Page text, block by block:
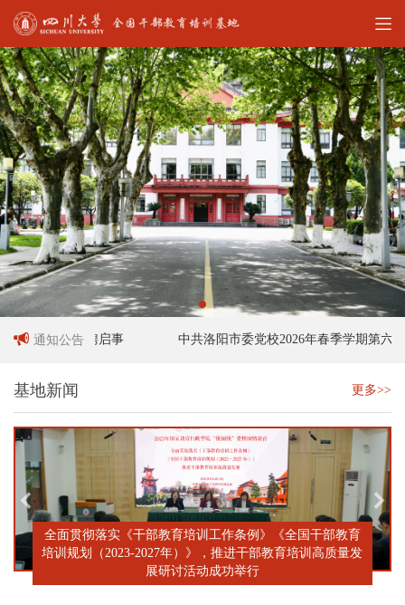
通知公告
作人员招聘启事 中共洛阳市委党校2026年春季学期第六十六
基地新闻 更多>>
全面贯彻落实《干部教育培训工作条例》《全国干部教育
培训规划（2023-2027年）》，推进干部教育培训高质量发
展研讨活动成功举行